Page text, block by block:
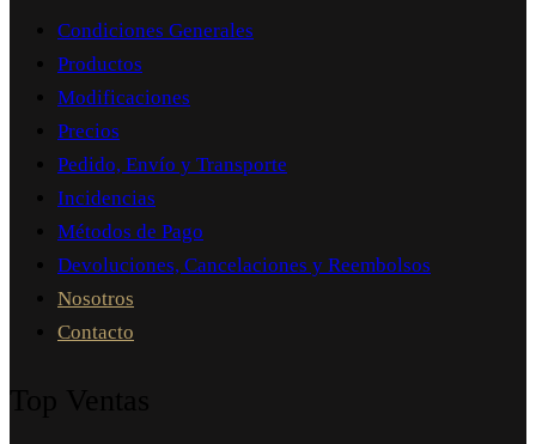
Condiciones Generales
Productos
Modificaciones
Precios
Pedido, Envío y Transporte
Incidencias
Métodos de Pago
Devoluciones, Cancelaciones y Reembolsos
Nosotros
Contacto